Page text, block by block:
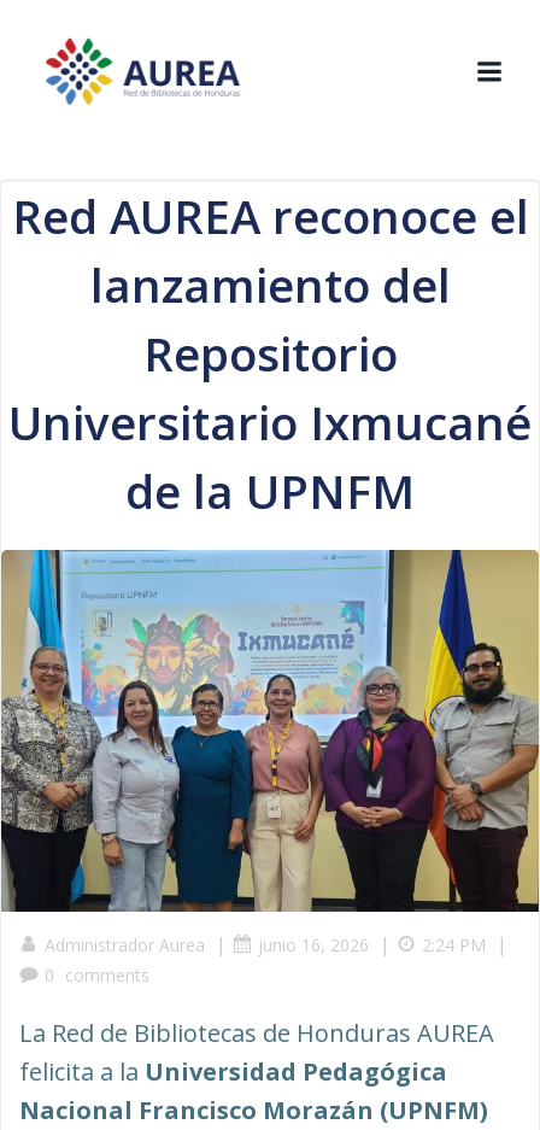
Red AUREA reconoce el
lanzamiento del
Repositorio
Universitario Ixmucané
de la UPNFM
Administrador Aurea | junio 16, 2026 | 2:24 PM |
0 comments
La Red de Bibliotecas de Honduras AUREA
felicita a la Universidad Pedagógica
Nacional Francisco Morazán (UPNFM)